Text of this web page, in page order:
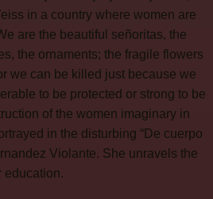
in a country where women are
are the beautiful señoritas, the
the ornaments; the fragile flowers
we can be killed just because we
to be protected or strong to be
of the women imaginary in
in the disturbing “De cuerpo
Violante. She unravels the
education.